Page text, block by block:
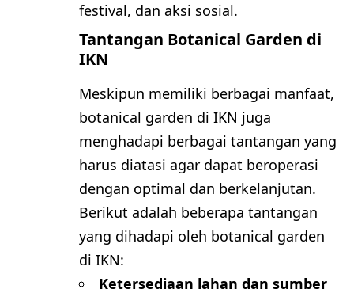
festival, dan aksi sosial.
Tantangan Botanical Garden di
IKN
Meskipun memiliki berbagai manfaat,
botanical garden di IKN juga
menghadapi berbagai tantangan yang
harus diatasi agar dapat beroperasi
dengan optimal dan berkelanjutan.
Berikut adalah beberapa tantangan
yang dihadapi oleh botanical garden
di IKN:
Ketersediaan lahan dan sumber